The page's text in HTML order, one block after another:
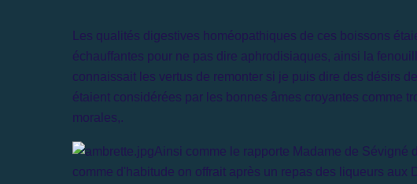
Les qualités digestives homéopathiques de ces boissons
échauffantes pour ne pas dire aphrodisiaques, ainsi la
connaissait les vertus de remonter si je puis dire des désirs
étaient considérées par les bonnes âmes croyantes comme
morales,.
Ainsi comme le rapporte Madame de Sévigné
comme d'habitude on offrait après un repas des liqueurs aux